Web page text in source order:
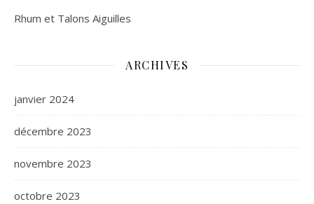
Rhum et Talons Aiguilles
ARCHIVES
janvier 2024
décembre 2023
novembre 2023
octobre 2023